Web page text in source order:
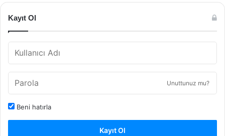
Kayıt Ol
Unuttunuz mu?
Beni hatırla
Kayıt Ol